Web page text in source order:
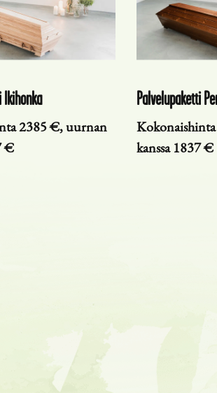
Ikihonka
2385 €, uurnan
€
Palvelupaketti
kanssa 1837 €